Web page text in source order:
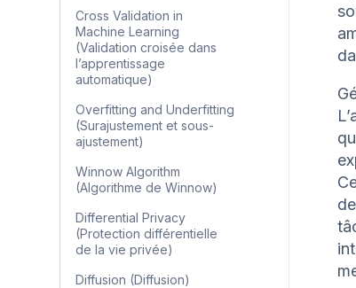
Cross Validation in
Machine Learning
(Validation croisée dans
l’apprentissage
automatique)
Overfitting and Underfitting
(Surajustement et sous-
ajustement)
Winnow Algorithm
(Algorithme de Winnow)
Differential Privacy
(Protection différentielle
de la vie privée)
Diffusion (Diffusion)